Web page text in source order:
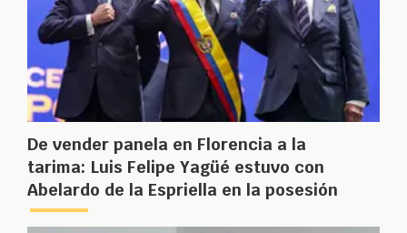
De vender panela en Florencia a la
tarima: Luis Felipe Yagüé estuvo con
Abelardo de la Espriella en la posesión